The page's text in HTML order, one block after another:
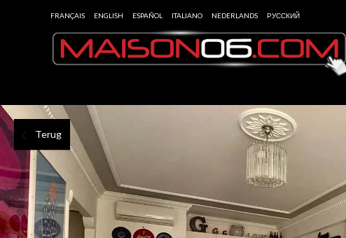
FRANÇAIS ENGLISH ESPAÑOL ITALIANO NEDERLANDS РУССКИЙ
Terug